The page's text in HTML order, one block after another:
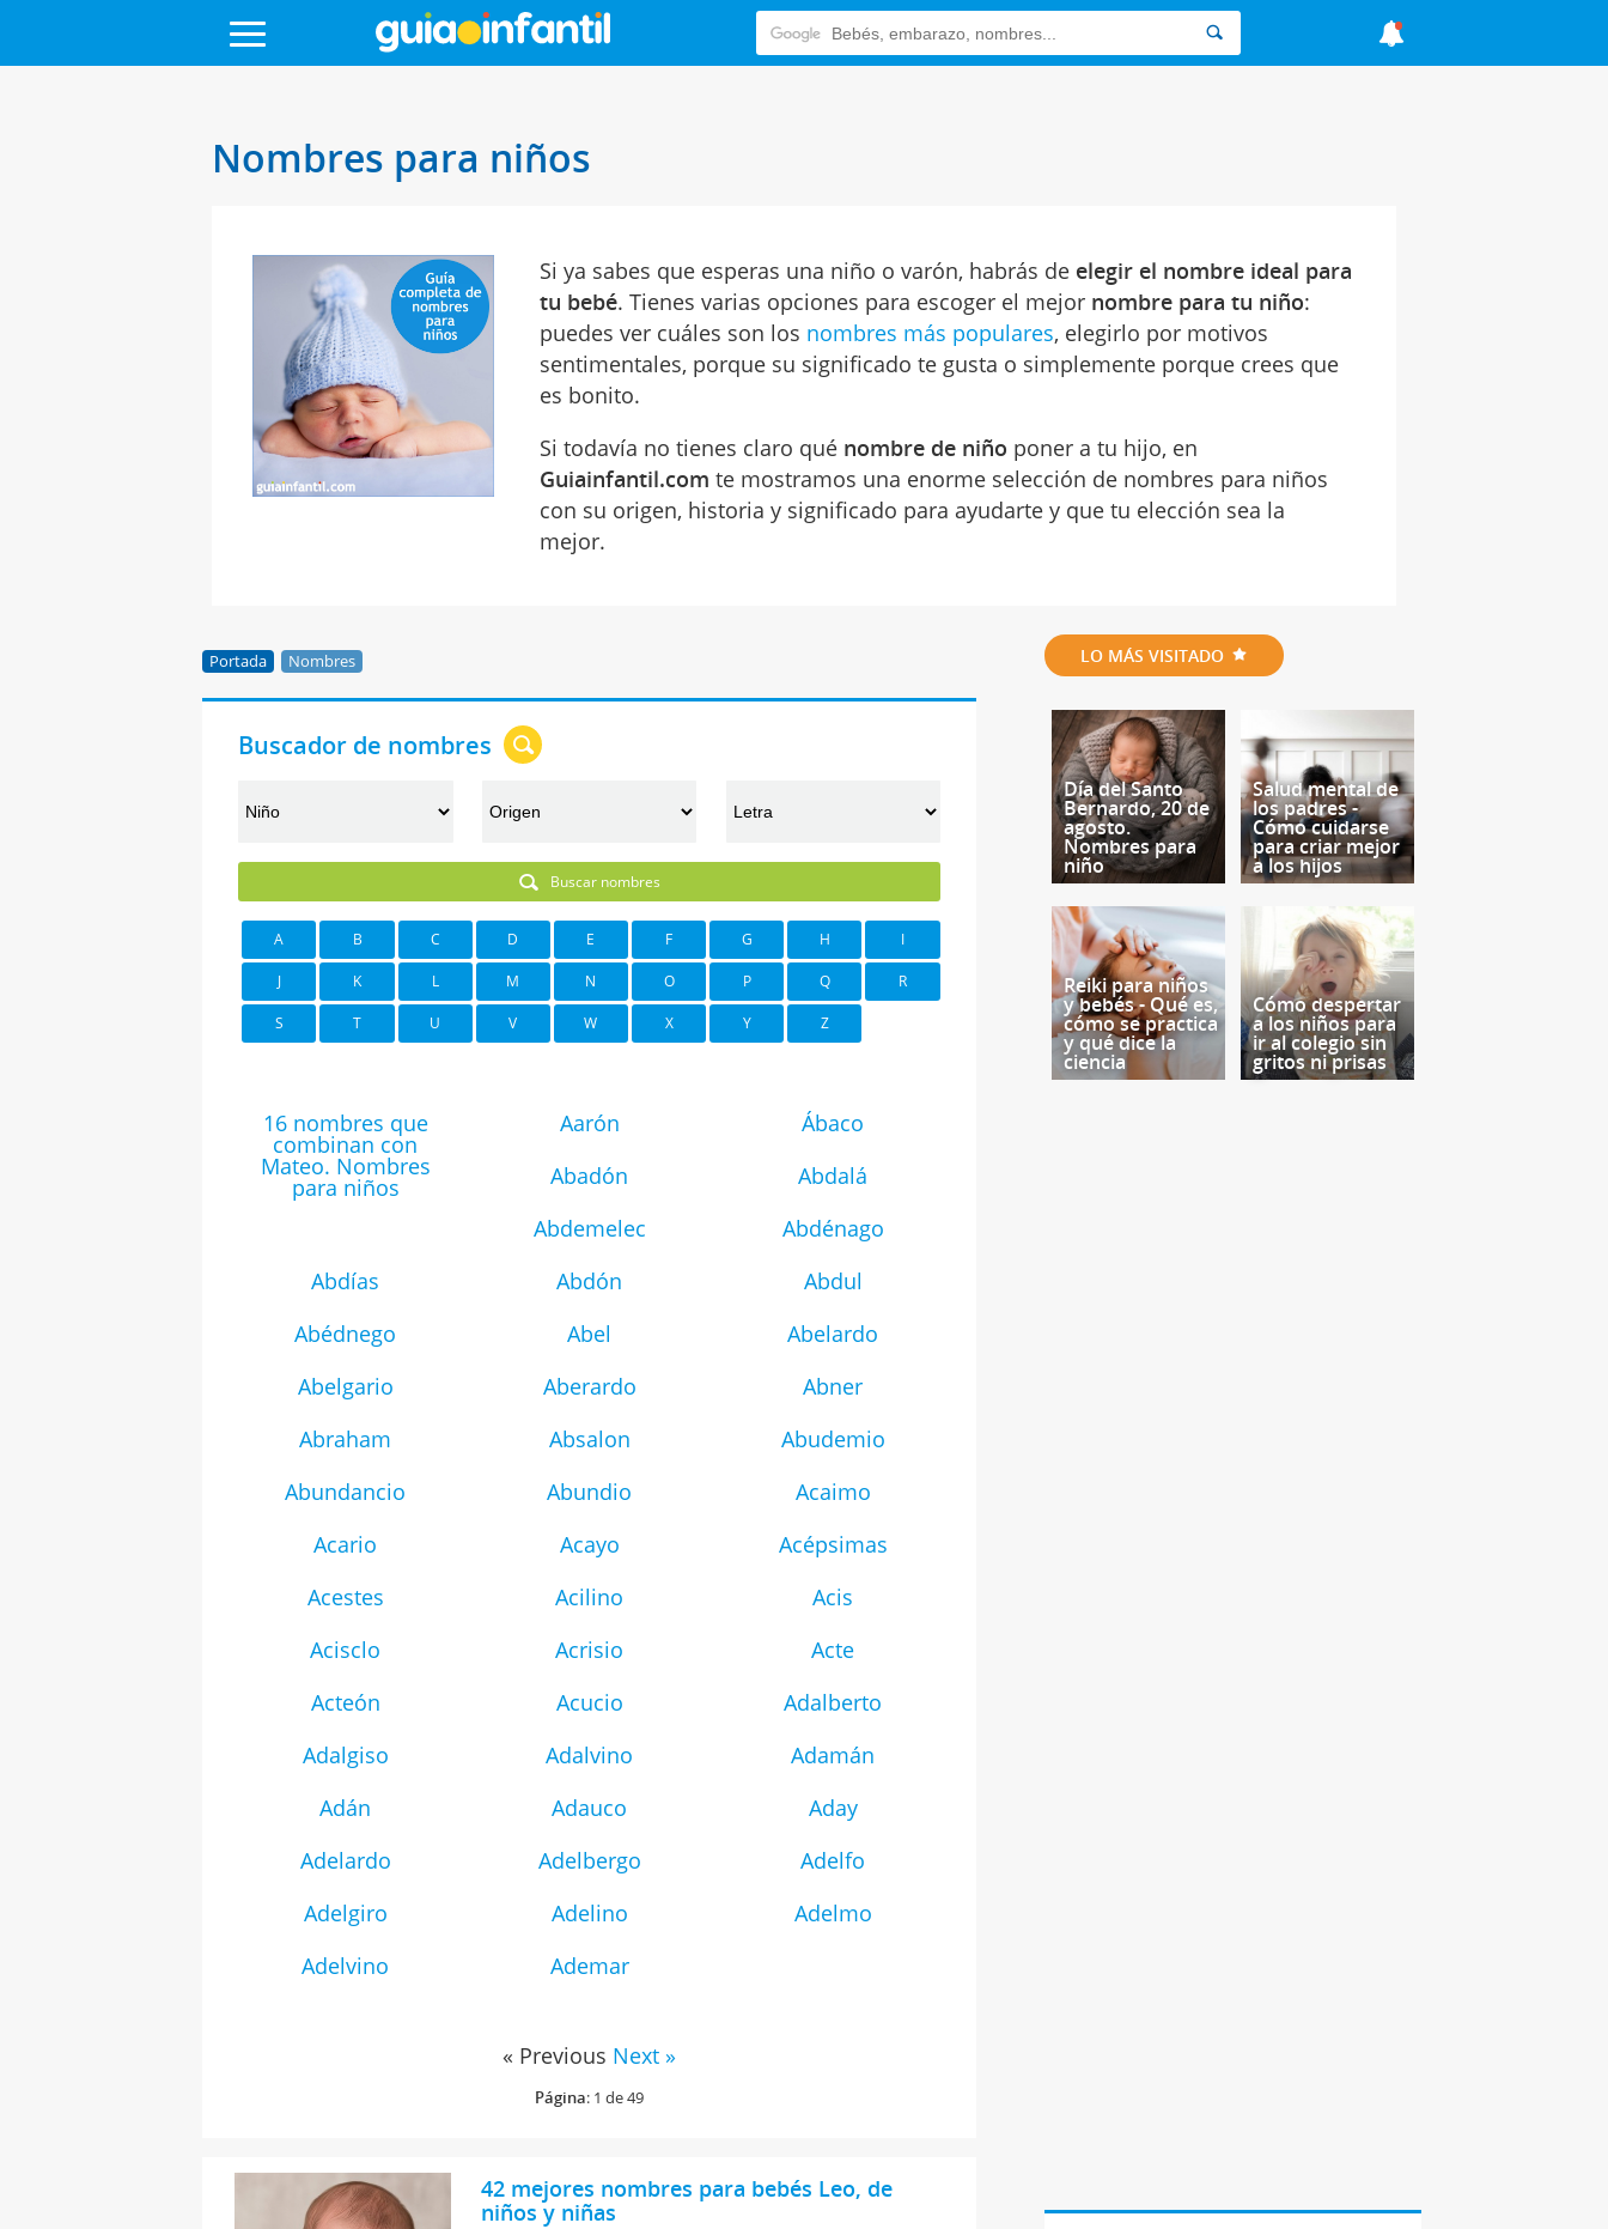
Nombres para niños
Si ya sabes que esperas una niño o varón, habrás de elegir el nombre ideal para
tu bebé. Tienes varias opciones para escoger el mejor nombre para tu niño:
puedes ver cuáles son los nombres más populares, elegirlo por motivos
sentimentales, porque su significado te gusta o simplemente porque crees que
es bonito.
Si todavía no tienes claro qué nombre de niño poner a tu hijo, en
Guiainfantil.com te mostramos una enorme selección de nombres para niños
con su origen, historia y significado para ayudarte y que tu elección sea la
mejor.
Portada Nombres
Buscador de nombres
Buscar nombres
A B C D E F G H I
J K L M N O P Q R
S T U V W X Y Z
16 nombres que
combinan con
Mateo. Nombres
para niños
Aarón
Ábaco
Abadón
Abdalá
Abdemelec
Abdénago
Abdías
Abdón
Abdul
Abédnego
Abel
Abelardo
Abelgario
Aberardo
Abner
Abraham
Absalon
Abudemio
Abundancio
Abundio
Acaimo
Acario
Acayo
Acépsimas
Acestes
Acilino
Acis
Acisclo
Acrisio
Acte
Acteón
Acucio
Adalberto
Adalgiso
Adalvino
Adamán
Adán
Adauco
Aday
Adelardo
Adelbergo
Adelfo
Adelgiro
Adelino
Adelmo
Adelvino
Ademar
« Previous Next »
Página: 1 de 49
42 mejores nombres para bebés Leo, de
niños y niñas
LO MÁS VISITADO
Día del Santo
Bernardo, 20 de
agosto.
Nombres para
niño
Salud mental de
los padres -
Cómo cuidarse
para criar mejor
a los hijos
Reiki para niños
y bebés - Qué es,
cómo se practica
y qué dice la
ciencia
Cómo despertar
a los niños para
ir al colegio sin
gritos ni prisas